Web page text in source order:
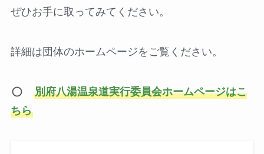
ぜひお手に取ってみてください。
詳細は団体のホームページをご覧ください。
別府八湯温泉道実行委員会ホームページはこ
ちら